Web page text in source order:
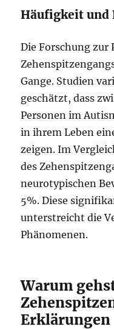
Häufigkeit und
Die Forschung zur
Gange. Studien
geschätzt, dass
Personen im
in ihrem Leben
zeigen. Im
des
neurotypischen
5%. Diese
unterstreicht die
Phänomenen.
Warum
Erklärungen